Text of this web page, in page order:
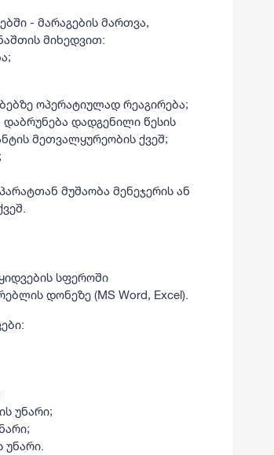
- მარაგების მართვა,
მიხედვით:
ოპერატიულად რეაგირება;
დაბრუნება დადგენილი წესის
მეთვალყურეობის ქვეშ;
მუშაობა მენეჯერის ან
სფეროში
დონეზე (MS Word, Excel).
უნარი;
უნარი.